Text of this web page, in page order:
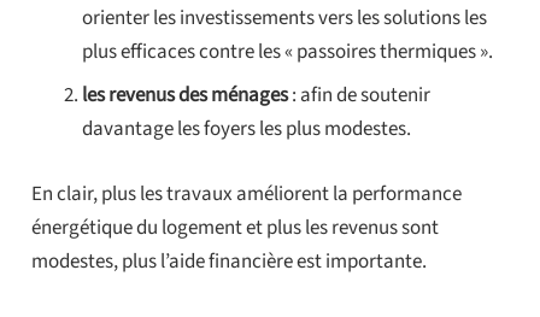
orienter les investissements vers les solutions les
plus efficaces contre les « passoires thermiques ».
les revenus des ménages: afin de soutenir
davantage les foyers les plus modestes.
En clair, plus les travaux améliorent la performance
énergétique du logement et plus les revenus sont
modestes, plus l’aide financière est importante.